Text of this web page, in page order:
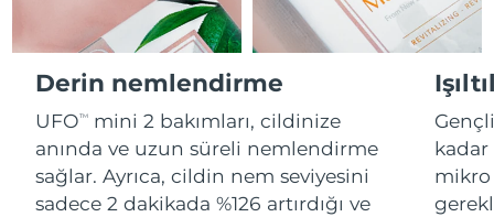
Derin nemlendirme
UFOTM
mini 2 bakımları, cildinize
anında ve uzun süreli nemlendirme
sağlar. Ayrıca, cildin nem seviyesini
sadece 2 dakikada %126 artırdığı ve
kadar
mikro
For healthy hair
18% PAP
Kozmetik ürünleri Erkekler
Tüm Ürünler
Tahmini teslim tarihi 8/16/26
İtalya Tahmini teslim tarihi 8/12/26
Japonya Tahmini teslim tarihi 8/15/26
Jersey Tahmini teslim tarihi 8/17/26